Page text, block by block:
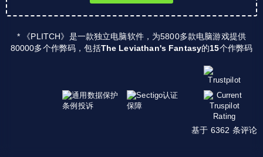
* 《PLITCH》是一款独立电脑软件，为5800多款电脑游戏提供
80000多个作弊码，包括The Leviathan's Fantasy的15个作弊码
基于 6362 条评论